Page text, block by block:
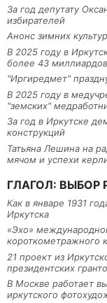
За год депутату
избирателей
Анонс зимних
В 2025 году в
более 43
"Иргиредмет"
В 2025 году в
"земских"
За год в Иркутске
конструкций
Татьяна Лешина на
мячом и успехи
ГЛАГОЛ: ВЫБОР
Как в январе 1931
Иркутска
«Эхо»
короткометражного
21 проект из
президентских
В Москве работает
иркутского